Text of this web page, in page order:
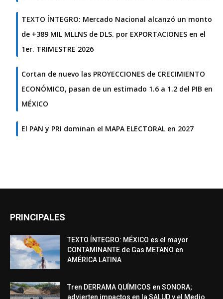
TEXTO ÍNTEGRO: Mercado Nacional alcanzó un monto
de +389 MIL MLLNS de DLS. por EXPORTACIONES en el
1er. TRIMESTRE 2026
Cortan de nuevo las PROYECCIONES de CRECIMIENTO
ECONÓMICO, pasan de un estimado 1.6 a 1.2 del PIB en
MÉXICO
El PAN y PRI dominan el MAPA ELECTORAL en 2027
PRINCIPALES
TEXTO ÍNTEGRO: MÉXICO es el mayor
CONTAMINANTE de Gas METANO en
AMÉRICA LATINA
Tren DERRAMA QUÍMICOS en SONORA;
advierten impactos en la SALUD y el Medio